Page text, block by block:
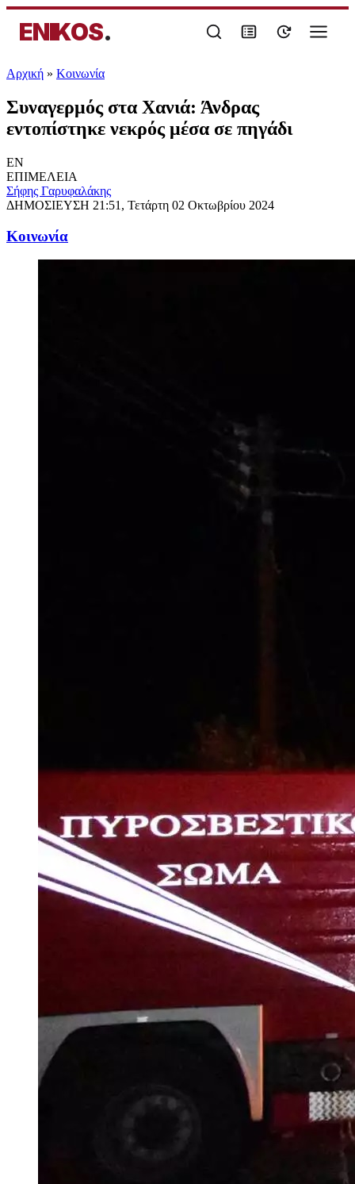
ENIKOS.
Αρχική » Κοινωνία
Συναγερμός στα Χανιά: Άνδρας
εντοπίστηκε νεκρός μέσα σε πηγάδι
EN
ΕΠΙΜΕΛΕΙΑ
Σήφης Γαρυφαλάκης
ΔΗΜΟΣΙΕΥΣΗ 21:51, Τετάρτη 02 Οκτωβρίου 2024
Κοινωνία